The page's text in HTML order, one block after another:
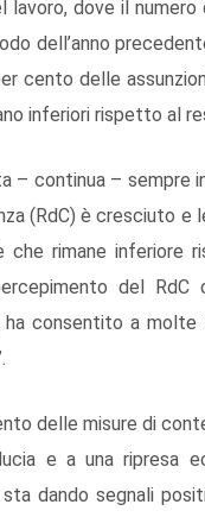
lavoro, dove il
dell’anno
cento delle
inferiori rispetto al
– continua – sempre
(RdC) è cresciuto e
che rimane inferiore
del RdC
ha consentito a
delle misure di
e a una ripresa
dando segnali